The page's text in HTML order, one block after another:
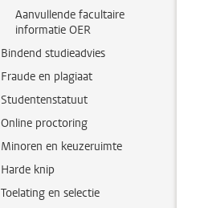
Aanvullende facultaire
informatie OER
Bindend studieadvies
Fraude en plagiaat
Studentenstatuut
Online proctoring
Minoren en keuzeruimte
Harde knip
Toelating en selectie